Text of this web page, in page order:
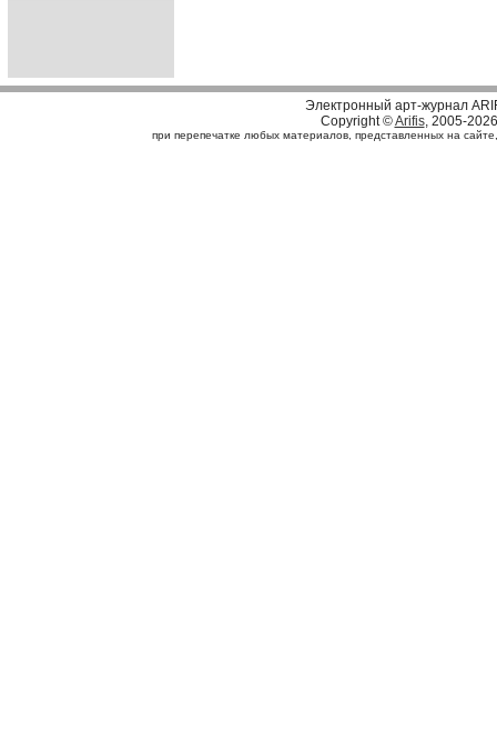
Электронный арт-журнал
Copyright ©Arifis, 2005-2026
при перепечатке любых материалов, представленных на